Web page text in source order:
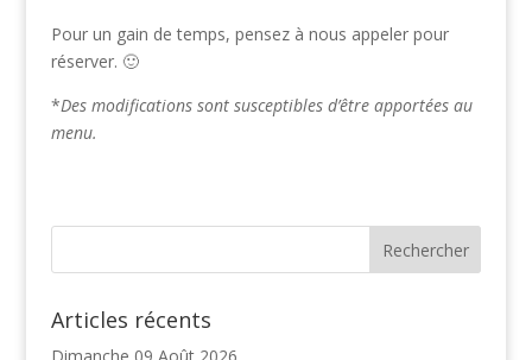
Pour un gain de temps, pensez à nous appeler pour
réserver. 🙂
*Des modifications sont susceptibles d’être apportées au
menu.
Articles récents